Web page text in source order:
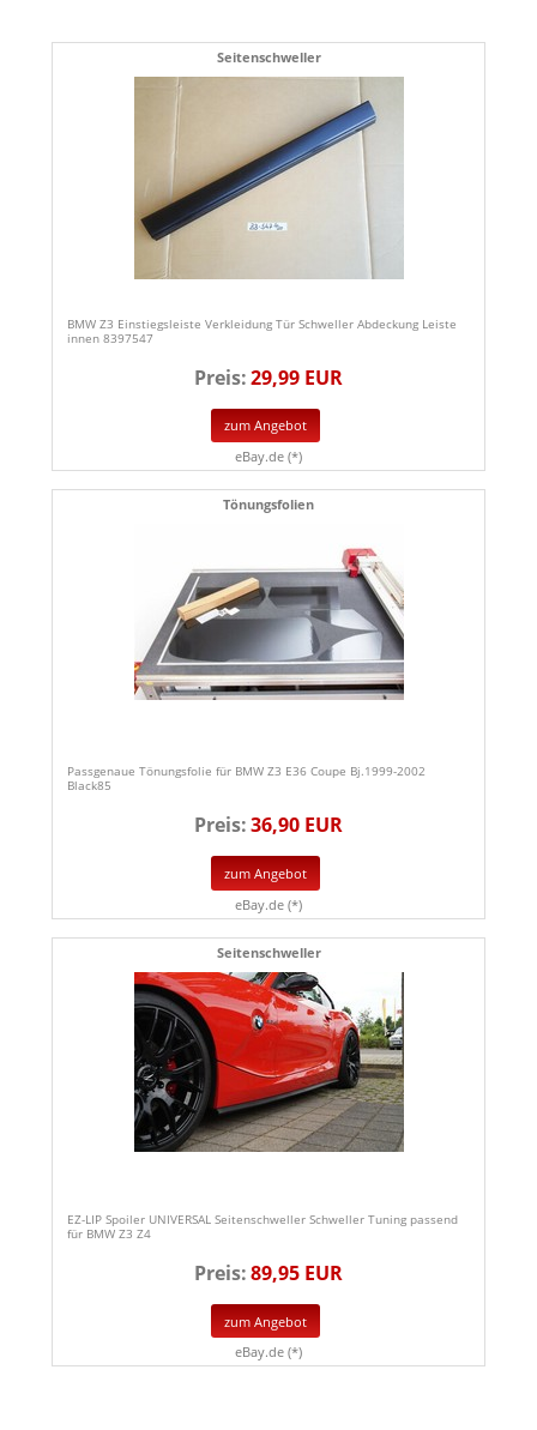
Seitenschweller
BMW Z3 Einstiegsleiste Verkleidung Tür Schweller Abdeckung Leiste
innen 8397547
Preis:29,99 EUR
zum Angebot
eBay.de (*)
Tönungsfolien
Passgenaue Tönungsfolie für BMW Z3 E36 Coupe Bj.1999-2002
Black85
Preis:36,90 EUR
zum Angebot
eBay.de (*)
Seitenschweller
EZ-LIP Spoiler UNIVERSAL Seitenschweller Schweller Tuning passend
für BMW Z3 Z4
Preis:89,95 EUR
zum Angebot
eBay.de (*)